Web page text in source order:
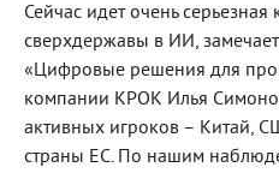
Сейчас идет очень серьезная
сверхдержавы в ИИ,
«Цифровые решения для
компании КРОК Илья
активных игроков – Китай,
страны ЕС. По нашим